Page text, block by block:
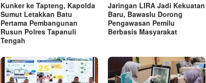
Kunker ke Tapteng, Kapolda
Sumut Letakkan Batu
Pertama Pembangunan
Rusun Polres Tapanuli
Tengah
Jaringan LIRA Jadi Kekuatan
Baru, Bawaslu Dorong
Pengawasan Pemilu
Berbasis Masyarakat